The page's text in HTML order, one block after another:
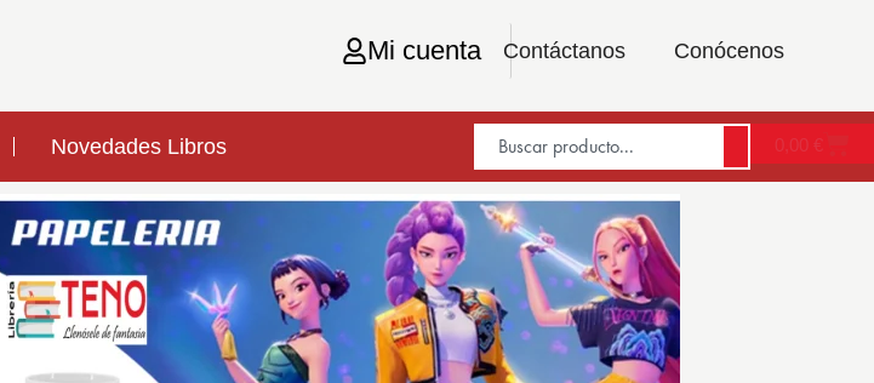
Contáctanos Conócenos
Mi cuenta
Novedades Libros 0,00 €